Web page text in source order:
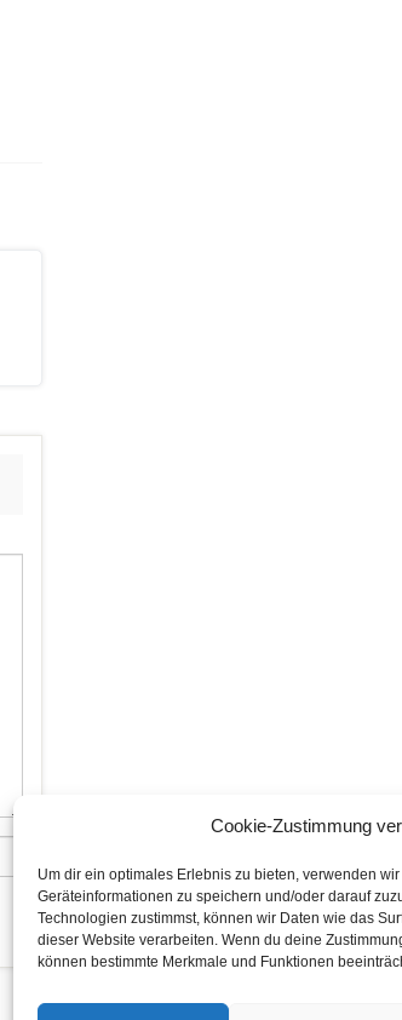
Cookie-Zustimmung
Um dir ein optimales Erlebnis zu bieten, verwenden
Geräteinformationen zu speichern und/oder darauf
Technologien zustimmst, können wir Daten wie das
dieser Website verarbeiten. Wenn du deine
können bestimmte Merkmale und Funktionen